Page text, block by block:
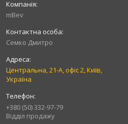
mBev
Cемко Дмитро
Центральна, 21-А, офіс 2, Київ,
Україна
+380 (50) 332-97-79
Відділ продажу